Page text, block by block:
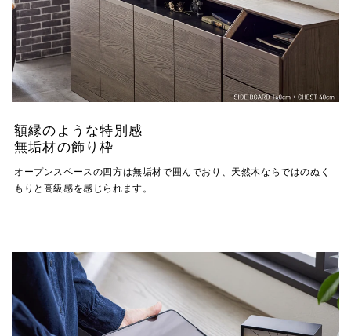
額縁のような特別感
無垢材の飾り枠
オープンスペースの四方は無垢材で囲んでおり、天然木ならではのぬく
もりと高級感を感じられます。